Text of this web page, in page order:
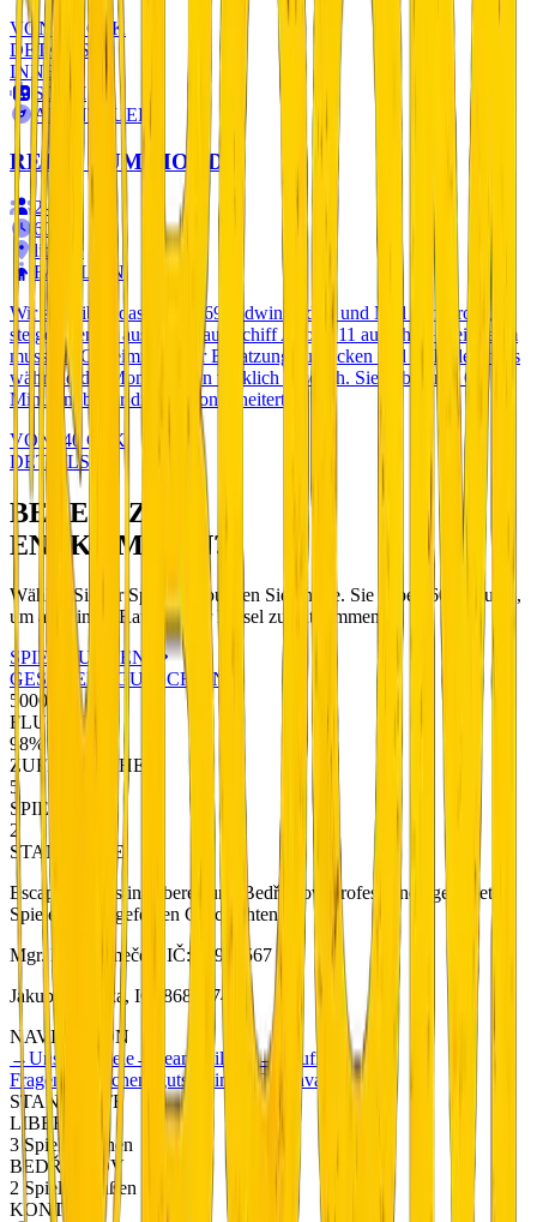
VON
CZK
DETAILS
INNEN
SCI-FI
ABENTEUER
REISE ZUM MOND
2 -
60
liberec
FAMILIEN
Wir schreiben das Jahr 1969. Edwin Aldrin und Neil Armstrong
steigen gerade aus dem Raumschiff Apollo 11 aus. Ihr Geheimteam
muss die Geheimnisse der Besatzung aufdecken und enthüllen, was
während der Mondmission wirklich geschah. Sie haben nur 60
Minuten, bevor die Mission scheitert...
VON
340 CZK
DETAILS
BEREIT ZUM
ENTKOMMEN?
Wählen Sie Ihr Spiel und buchen Sie online. Sie haben 60 Minuten,
um aus einem Raum voller Rätsel zu entkommen.
SPIEL BUCHEN
GESCHENKGUTSCHEINE
5000+
FLUCHTEN
98%
ZUFRIEDENHEIT
5
SPIELE
2
STANDORTE
Escape Rooms in Liberec und Bedřichov. Professionell gestaltete
Spiele mit ausgefeilten Geschichten.
Mgr. Petr Němeček, IČ: 01901567
Jakub Metlička, IČ: 86833740
NAVIGATION
→Unsere Spiele→ Teambuilding→
Häufige
Fragen→ Geschenkgutscheine
Doprava a platba
STANDORTE
LIBEREC
3 Spiele drinnen
BEDŘICHOV
2 Spiele draußen
KONTAKT